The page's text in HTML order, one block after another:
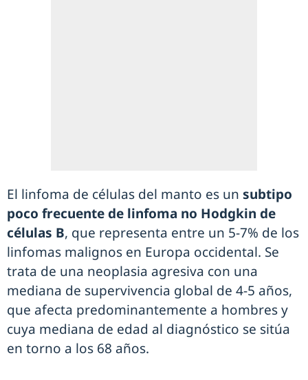
El linfoma de células del manto es un subtipo
poco frecuente de linfoma no Hodgkin de
células B, que representa entre un 5-7% de los
linfomas malignos en Europa occidental. Se
trata de una neoplasia agresiva con una
mediana de supervivencia global de 4-5 años,
que afecta predominantemente a hombres y
cuya mediana de edad al diagnóstico se sitúa
en torno a los 68 años.